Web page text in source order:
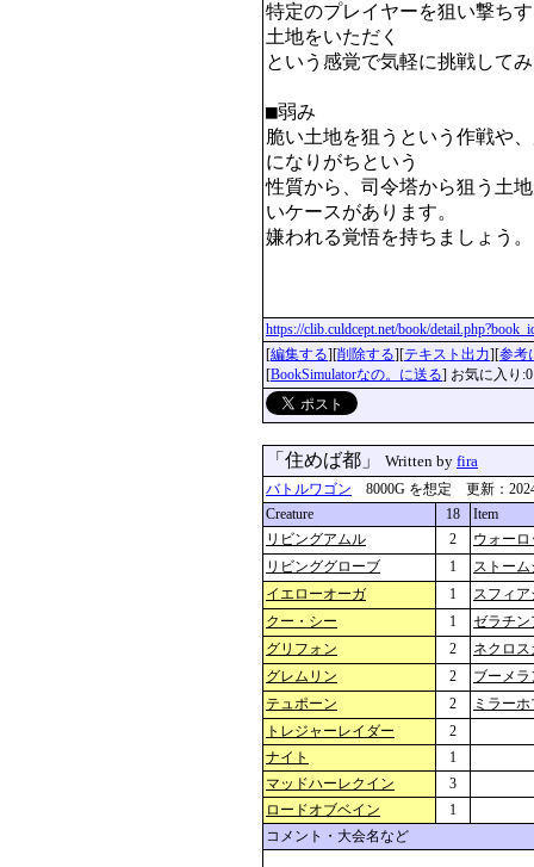
特定のプレイヤーを狙い撃ち
土地をいただく
という感覚で気軽に挑戦して
■弱み
脆い土地を狙うという作戦や
になりがちという
性質から、司令塔から狙う土
いケースがあります。
嫌われる覚悟を持ちましょう。
https://clib.culdcept.net/book/
[編集する][削除する][テキスト出力][参考
[BookSimulatorなの。に送る] お気に入り:0
「住めば都」 Written by fira
バトルワゴン 8000G を想定 更新：
Creature
18
Item
リビングアムル
2
ウォー
リビンググローブ
1
ストー
イエローオーガ
1
スフィ
クー・シー
1
ゼラチン
グリフォン
2
ネクロ
グレムリン
2
ブーメラ
テュポーン
2
ミラー
トレジャーレイダー
2
ナイト
1
マッドハーレクイン
3
ロードオブベイン
1
コメント・大会名など